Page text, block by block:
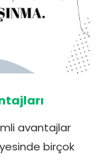
avantajlar
birçok